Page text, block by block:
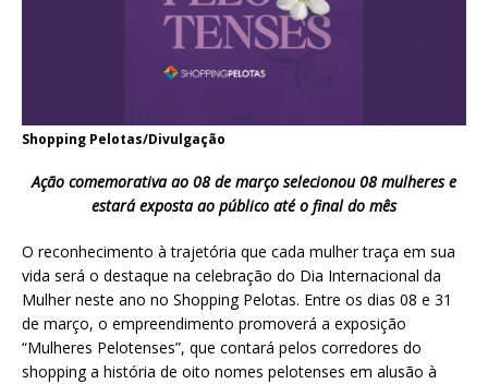
Shopping Pelotas/Divulgação
Ação comemorativa ao 08 de março selecionou 08 mulheres e
estará exposta ao público até o final do mês
O reconhecimento à trajetória que cada mulher traça em sua
vida será o destaque na celebração do Dia Internacional da
Mulher neste ano no Shopping Pelotas. Entre os dias 08 e 31
de março, o empreendimento promoverá a exposição
“Mulheres Pelotenses”, que contará pelos corredores do
shopping a história de oito nomes pelotenses em alusão à